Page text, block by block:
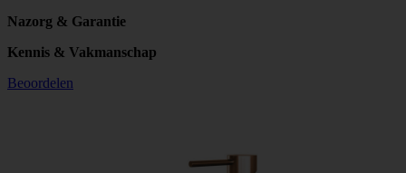
Nazorg & Garantie
Kennis & Vakmanschap
Beoordelen